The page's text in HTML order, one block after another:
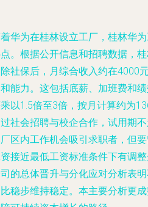
华为在桂林设立工厂，桂林华
。根据公开信息和招聘数据，
社保后，月综合收入约在4000
能力。这包括底薪、加班费和
以1.5倍至3倍，按月计算约为
社会招聘与校企合作，试用期
区内工作机会吸引求职者，但
接近最低工资标准条件下有调
的总体晋升与分化应对分析表
稳步维持稳定。本主要分析更